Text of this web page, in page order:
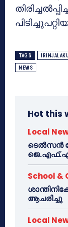
TAGS
NEWS
Hot this
Local
ടെൽസൻ
School &
ആചരിച്ചു
Local